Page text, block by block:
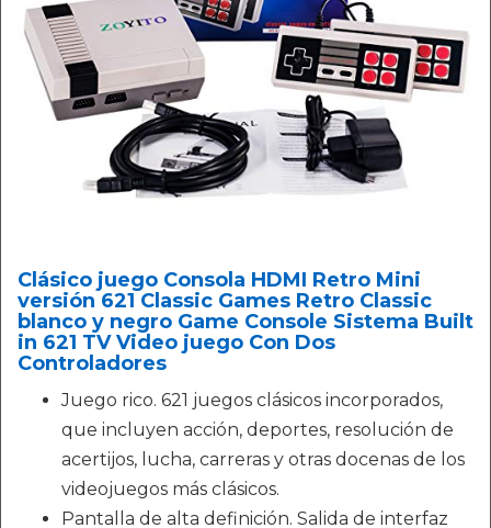
Clásico juego Consola HDMI Retro Mini
versión 621 Classic Games Retro Classic
blanco y negro Game Console Sistema Built
in 621 TV Video juego Con Dos
Controladores
Juego rico. 621 juegos clásicos incorporados,
que incluyen acción, deportes, resolución de
acertijos, lucha, carreras y otras docenas de los
videojuegos más clásicos.
Pantalla de alta definición. Salida de interfaz